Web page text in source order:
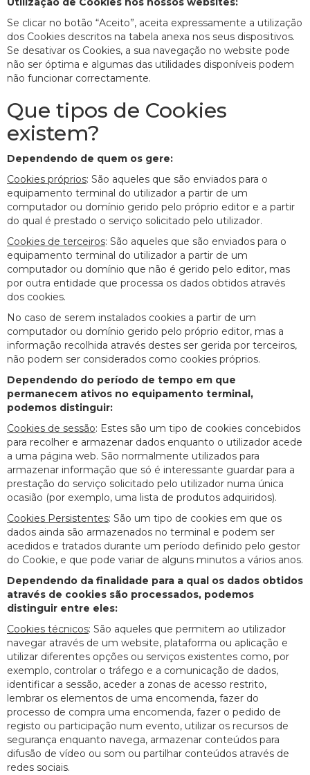
Se clicar no botão “Aceito”, aceita expressamente a utilização
dos Cookies descritos na tabela anexa nos seus dispositivos.
Se desativar os Cookies, a sua navegação no website pode
não ser óptima e algumas das utilidades disponíveis podem
não funcionar correctamente.
Que tipos de Cookies
existem?
Dependendo de quem os gere:
Cookies próprios: São aqueles que são enviados para o
equipamento terminal do utilizador a partir de um
computador ou domínio gerido pelo próprio editor e a partir
do qual é prestado o serviço solicitado pelo utilizador.
Cookies de terceiros: São aqueles que são enviados para o
equipamento terminal do utilizador a partir de um
computador ou domínio que não é gerido pelo editor, mas
por outra entidade que processa os dados obtidos através
dos cookies.
No caso de serem instalados cookies a partir de um
computador ou domínio gerido pelo próprio editor, mas a
informação recolhida através destes ser gerida por terceiros,
não podem ser considerados como cookies próprios.
Dependendo do período de tempo em que
permanecem ativos no equipamento terminal,
podemos distinguir:
Cookies de sessão: Estes são um tipo de cookies concebidos
para recolher e armazenar dados enquanto o utilizador acede
a uma página web. São normalmente utilizados para
armazenar informação que só é interessante guardar para a
prestação do serviço solicitado pelo utilizador numa única
ocasião (por exemplo, uma lista de produtos adquiridos).
Cookies Persistentes: São um tipo de cookies em que os
dados ainda são armazenados no terminal e podem ser
acedidos e tratados durante um período definido pelo gestor
do Cookie, e que pode variar de alguns minutos a vários anos.
Dependendo da finalidade para a qual os dados obtidos
através de cookies são processados, podemos
distinguir entre eles:
Cookies técnicos: São aqueles que permitem ao utilizador
navegar através de um website, plataforma ou aplicação e
utilizar diferentes opções ou serviços existentes como, por
exemplo, controlar o tráfego e a comunicação de dados,
identificar a sessão, aceder a zonas de acesso restrito,
lembrar os elementos de uma encomenda, fazer do
processo de compra uma encomenda, fazer o pedido de
registo ou participação num evento, utilizar os recursos de
segurança enquanto navega, armazenar conteúdos para
difusão de vídeo ou som ou partilhar conteúdos através de
redes sociais.